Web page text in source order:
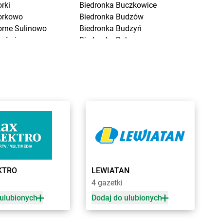
Sulinowo
Dolny
Biedronka Buczkowice
Biedronka Budzów
Biedronka Budzyń
Biedronka
Buk
Biedronka Bystrzyca Kłodzka
Biedronka
Biedronka Bytów
Biedronka Czempiń
LEWIATAN
4 gazetki
Dodaj do ulubionych